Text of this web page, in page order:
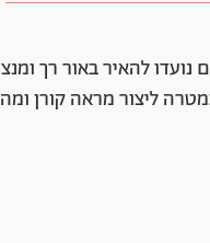
להאיר באור רך
ליצור מראה קורן